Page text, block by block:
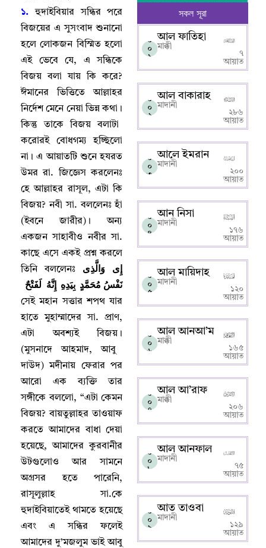
১. হুদাইবিয়ার সন্ধির পরে
বিজয়ের এ সুসংবাদ শুনানো
হলে লোকজন বিস্মিত হলো
এই ভেবে যে, এ সন্ধিকে
বিজয় বলা যায় কি করে?
ঈমানের ভিত্তিতে আল্লাহর
নির্দেশ মেনে নেয়া ভিন্ন কথা ।
কিন্তু তাকে বিজয় বলাটা
করোরই বোধগম্য হচ্ছিলো
না । এ আয়াতটি শুনে হযরত
উমর রা. জিজ্ঞেস করলেনঃ
হে আল্লাহর রাসূল,এটা কি
বিজয়?নবী সা. বললেনঃ হাঁ
(ইবনে জারীর) । অন্য
একজন সাহাবীও নবীর সা.
কাছে এসে একই প্রশ্ন করলে
তিনি বললেনঃ
إِى وَالَّذِى
نَفْسُ مُحَمَّدٍ بِيَدِهِ إِنَّهُ لَفَتْحٌ
সেই মহান সত্তার শপথ যার
হাতে মুহাম্মাদের সা. প্রাণ,
এটা অবশ্যই বিজয় ।
(মুসনাদে আহমাদ,আবু
দাউদ) মদীনায় ফেরার পর
আরো এক ব্যক্তি তার
সঙ্গীকে বললো, “এটা কেমন
বিজয়?বায়তুল্লাহর তাওয়াফ
করতে আমাদের বাধা দেয়া
হয়েছে,আমাদের কুরবানীর
উটগুলোও আর সামনে
অগ্রসর হতে পারেনি,
রাসূলুল্লাহ সা.কে
হুদাইবিয়াতেই থামতে হয়েছে
এবং এ সন্ধির ফলেই
আমাদের দু’মজলুম ভাই আবু
সকল সূরা
০
০
১
আল ফাতিহা
মাক্কী
৭
আয়াত
০
০
২
আল বাকারাহ
মাদানী
২৮৬
আয়াত
০
০
৩
আলে ইমরান
মাদানী
২০০
আয়াত
০
০
৪
আন নিসা
মাদানী
১৭৬
আয়াত
০
০
৫
আল মায়িদাহ
মাদানী
১২০
আয়াত
০
০
৬
আল আনআ’ম
মাক্কী
১৬৫
আয়াত
০
০
৭
আল আ’রাফ
মাক্কী
২০৬
আয়াত
০
০
৮
আল আনফাল
মাদানী
৭৫
আয়াত
০
০
৯
আত তাওবা
মাদানী
১২৯
আয়াত